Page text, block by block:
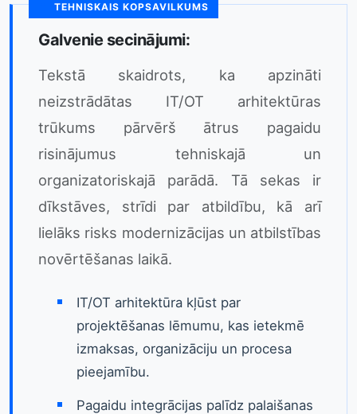
TEHNISKAIS KOPSAVILKUMS
Galvenie secinājumi:
Tekstā skaidrots, ka apzināti
neizstrādātas IT/OT arhitektūras
trūkums pārvērš ātrus pagaidu
risinājumus tehniskajā un
organizatoriskajā parādā. Tā sekas ir
dīkstāves, strīdi par atbildību, kā arī
lielāks risks modernizācijas un atbilstības
novērtēšanas laikā.
IT/OT arhitektūra kļūst par
projektēšanas lēmumu, kas ietekmē
izmaksas, organizāciju un procesa
pieejamību.
Pagaidu integrācijas palīdz palaišanas